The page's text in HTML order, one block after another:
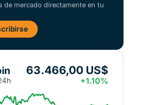
de mercado directamente en tu
63.466,00 US$
+1.10%